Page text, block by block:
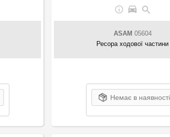
ASAM 05604
Ресора ходової частини
Немає в наявності